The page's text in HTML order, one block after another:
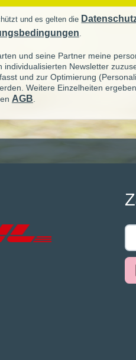
und es gelten die
.
und seine Partner meine
Newsletter
und zur Optimierung
Weitere Einzelheiten
AGB